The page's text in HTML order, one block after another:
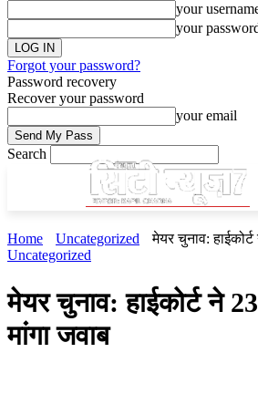
your
your
Forgot your password?
Password recovery
Recover your password
your email
Search
Home Uncategorized
मेयर चुनाव:
Uncategorized
मेयर चुनाव: हाईकोर्ट ने
मांगा जवाब